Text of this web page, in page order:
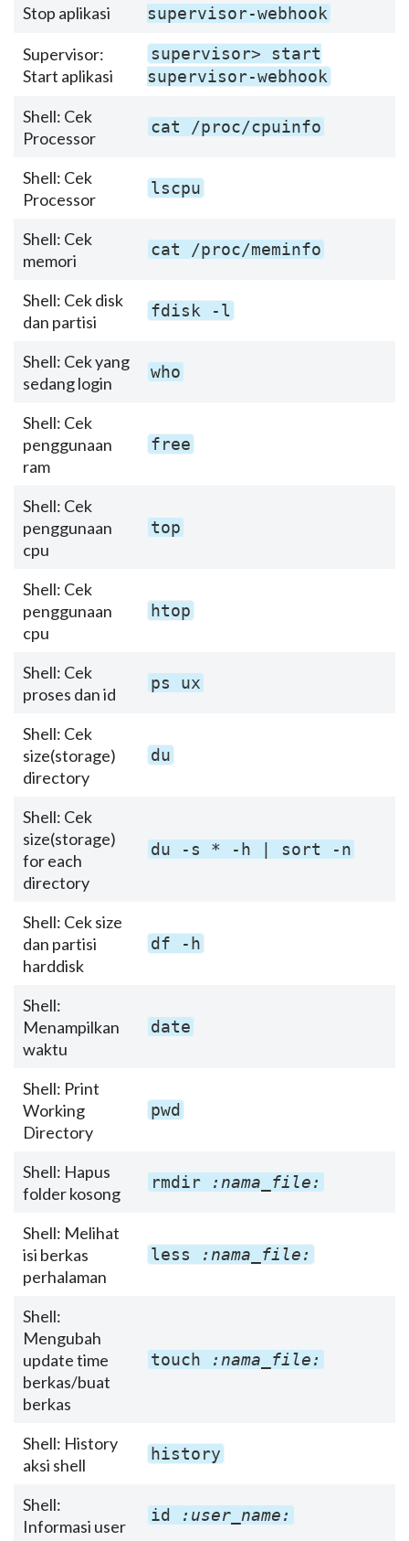
Stop aplikasi
supervisor-webhook
Supervisor:
Start aplikasi
supervisor> start
supervisor-webhook
Shell: Cek
Processor
cat /proc/cpuinfo
Shell: Cek
Processor
lscpu
Shell: Cek
memori
cat /proc/meminfo
Shell: Cek disk
dan partisi
fdisk -l
Shell: Cek yang
sedang login
who
Shell: Cek
penggunaan
ram
free
Shell: Cek
penggunaan
cpu
top
Shell: Cek
penggunaan
cpu
htop
Shell: Cek
proses dan id
ps ux
Shell: Cek
size(storage)
directory
du
Shell: Cek
size(storage)
for each
directory
du -s * -h | sort -n
Shell: Cek size
dan partisi
harddisk
df -h
Shell:
Menampilkan
waktu
date
Shell: Print
Working
Directory
pwd
Shell: Hapus
folder kosong
rmdir :nama_file:
Shell: Melihat
isi berkas
perhalaman
less :nama_file:
Shell:
Mengubah
update time
berkas/buat
berkas
touch :nama_file:
Shell: History
aksi shell
history
Shell:
Informasi user
id :user_name: